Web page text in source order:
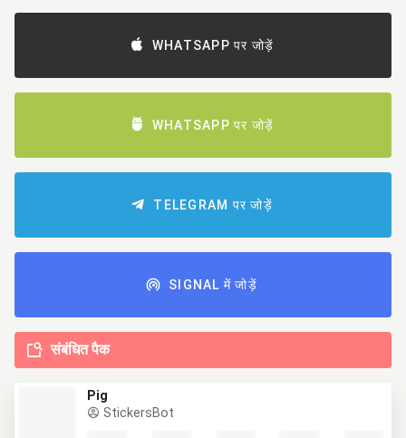
WHATSAPP पर जोड़ें
WHATSAPP पर जोड़ें
TELEGRAM पर जोड़ें
SIGNAL में जोड़ें
संबंधित पैक
Pig
StickersBot